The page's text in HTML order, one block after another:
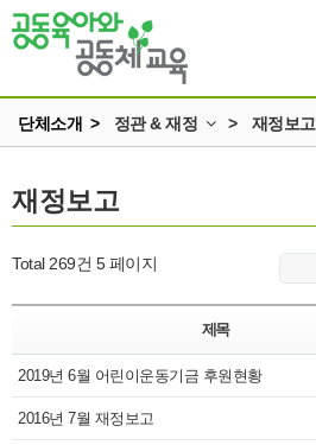
하위메뉴
단체소개 > 정관 & 재정 >
찾아오시는 길
재정보고
재정보고
Total 269건 5 페이지
제목
2019년 6월 어린이운동기금 후원현황
2016년 7월 재정보고